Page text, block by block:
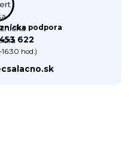
podpora
622
hod.)